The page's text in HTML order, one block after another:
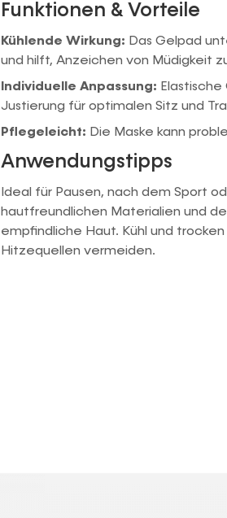
Funktionen & Vorteile
Kühlende Wirkung: Das Gelpad
und hilft, Anzeichen von Müdigkeit
Individuelle Anpassung:
Justierung für optimalen Sitz und
Pflegeleicht: Die Maske kann
Anwendungstipps
Ideal für Pausen, nach dem Sport
hautfreundlichen Materialien und
empfindliche Haut. Kühl und
Hitzequellen vermeiden.